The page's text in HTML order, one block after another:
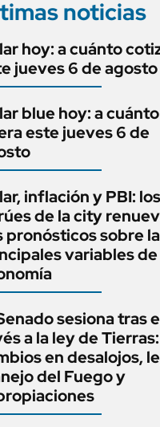
noticias
hoy: a cuánto
jueves 6 de agosto
blue hoy: a cuánto
este jueves 6 de
inflación y PBI: los
de la city
pronósticos sobre
variables de
sesiona tras
a la ley de Tierras:
en desalojos,
del Fuego y